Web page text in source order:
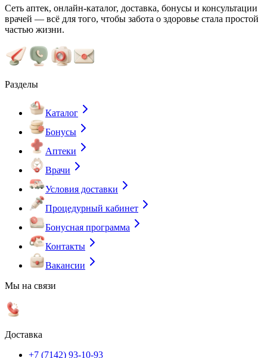
Сеть аптек, онлайн-каталог, доставка, бонусы и консультации
врачей — всё для того, чтобы забота о здоровье стала простой
частью жизни.
Разделы
Каталог
Бонусы
Аптеки
Врачи
Условия доставки
Процедурный кабинет
Бонусная программа
Контакты
Вакансии
Мы на связи
Доставка
+7 (7142) 93-10-93